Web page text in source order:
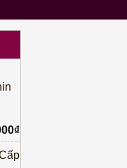
₫Giá
hiện
tại